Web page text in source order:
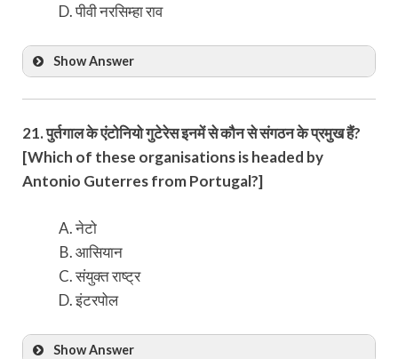
पीवी नरसिम्हा राव
Show Answer
21. पुर्तगाल के एंटोनियो गुटेरेस इनमें से कौन से संगठन के प्रमुख हैं?
[Which of these organisations is headed by
Antonio Guterres from Portugal?]
नेटो
आसियान
संयुक्त राष्ट्र
इंटरपोल
Show Answer